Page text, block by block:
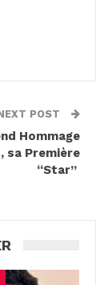
POST
Hommage
sa Première
“Star”